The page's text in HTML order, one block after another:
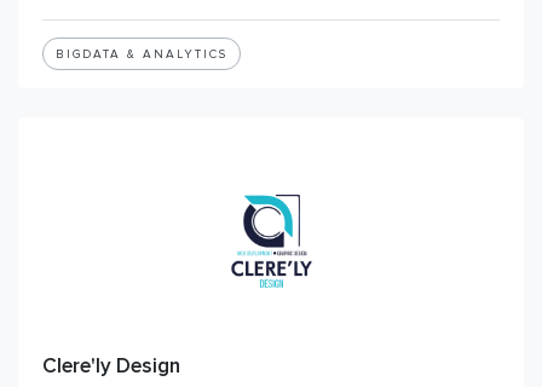
BIGDATA & ANALYTICS
Clere'ly Design